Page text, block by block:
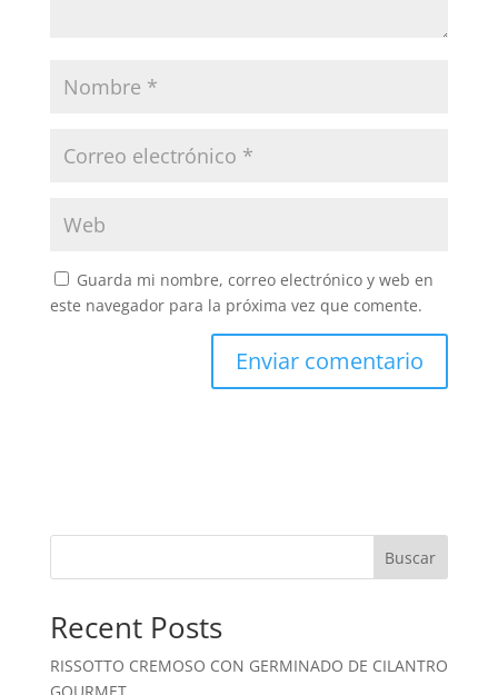
Guarda mi nombre, correo electrónico y web en
este navegador para la próxima vez que comente.
Buscar
Recent Posts
RISSOTTO CREMOSO CON GERMINADO DE CILANTRO